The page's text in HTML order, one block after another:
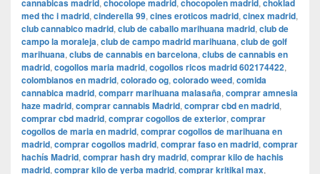
cannabicas madrid, chocolope madrid, chocopolen madrid, choklad
med thc i madrid, cinderella 99, cines eroticos madrid, cinex madrid,
club cannabico madrid, club de caballo marihuana madrid, club de
campo la moraleja, club de campo madrid marihuana, club de golf
marihuana, clubs de cannabis en barcelona, clubs de cannabis en
madrid, cogollos maria madrid, cogollos ricos madrid 602174422,
colombianos en madrid, colorado og, colorado weed, comida
cannabica madrid, comparr marihuana malasaña, comprar amnesia
haze madrid, comprar cannabis Madrid, comprar cbd en madrid,
comprar cbd madrid, comprar cogollos de exterior, comprar
cogollos de maria en madrid, comprar cogollos de marihuana en
madrid, comprar cogollos madrid, comprar faso en madrid, comprar
hachís Madrid, comprar hash dry madrid, comprar kilo de hachis
madrid, comprar kilo de yerba madrid, comprar kritikal max,